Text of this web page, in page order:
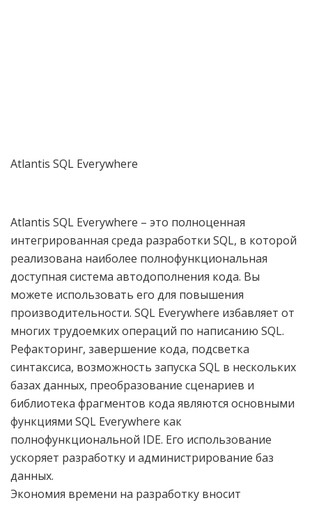
Atlantis SQL Everywhere
Atlantis SQL Everywhere – это полноценная
интегрированная среда разработки SQL, в которой
реализована наиболее полнофункциональная
доступная система автодополнения кода. Вы
можете использовать его для повышения
производительности. SQL Everywhere избавляет от
многих трудоемких операций по написанию SQL.
Рефакторинг, завершение кода, подсветка
синтаксиса, возможность запуска SQL в нескольких
базах данных, преобразование сценариев и
библиотека фрагментов кода являются основными
функциями SQL Everywhere как
полнофункциональной IDE. Его использование
ускоряет разработку и администрирование баз
данных.
Экономия времени на разработку вносит